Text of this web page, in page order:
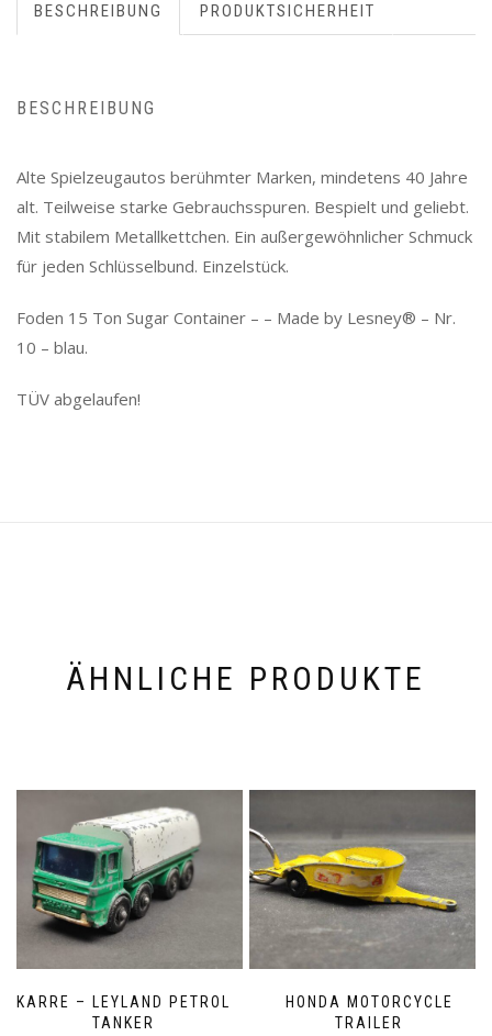
BESCHREIBUNG PRODUKTSICHERHEIT
BESCHREIBUNG
Alte Spielzeugautos berühmter Marken, mindetens 40 Jahre
alt. Teilweise starke Gebrauchsspuren. Bespielt und geliebt.
Mit stabilem Metallkettchen. Ein außergewöhnlicher Schmuck
für jeden Schlüsselbund. Einzelstück.
Foden 15 Ton Sugar Container – – Made by Lesney® – Nr.
10 – blau.
TÜV abgelaufen!
ÄHNLICHE PRODUKTE
KARRE – LEYLAND PETROL
TANKER
HONDA MOTORCYCLE
TRAILER